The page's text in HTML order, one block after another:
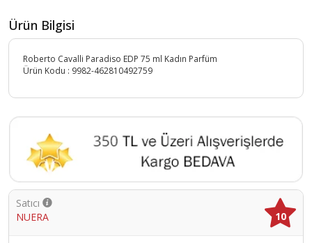
Ürün Bilgisi
Roberto Cavalli Paradiso EDP 75 ml Kadın Parfüm
Ürün Kodu : 9982-462810492759
Satıcı
NUERA
10